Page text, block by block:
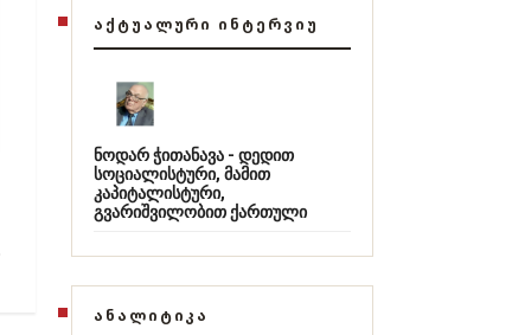
ᲐᲥᲢᲣᲐᲚᲣᲠᲘ ᲘᲜᲢᲔᲠᲕᲘᲣ
ნოდარ ჭითანავა - დედით
სოციალისტური, მამით
კაპიტალისტური,
გვარიშვილობით ქართული
ᲐᲜᲐᲚᲘᲢᲘᲙᲐ